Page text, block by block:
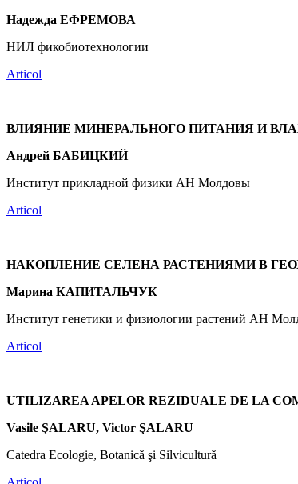
Надежда ЕФРЕМОВА
НИЛ фикобиотехнологии
Articol
ВЛИЯНИЕ МИНЕРАЛЬНОГО ПИТАНИЯ И
Андрей БАБИЦКИЙ
Институт прикладной физики АН Молдовы
Articol
НАКОПЛЕНИЕ СЕЛЕНА РАСТЕНИЯМИ В
Марина КАПИТАЛЬЧУК
Институт генетики и физиологии растений АН
Articol
UTILIZAREA APELOR REZIDUALE DE LA
Vasile ŞALARU, Victor ŞALARU
Catedra Ecologie, Botanică şi Silvicultură